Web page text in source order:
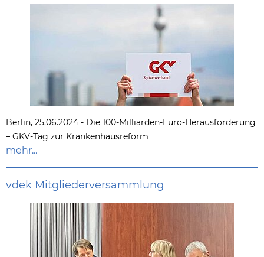
Berlin, 25.06.2024 - Die 100-Milliarden-Euro-Herausforderung
– GKV-Tag zur Krankenhausreform
mehr...
vdek Mitgliederversammlung